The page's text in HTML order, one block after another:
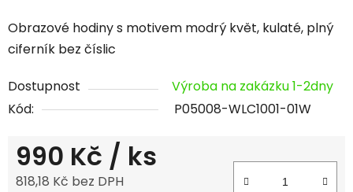
Obrazové hodiny s motivem modrý květ, kulaté, plný
ciferník bez číslic
Dostupnost
Výroba na zakázku 1-2dny
Kód:
P05008-WLC1001-01W
990 Kč / ks
818,18 Kč bez DPH